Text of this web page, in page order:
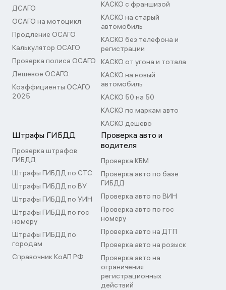
ДСАГО
ОСАГО на мотоцикл
Продление ОСАГО
Калькулятор ОСАГО
Проверка полиса ОСАГО
Дешевое ОСАГО
Коэффициенты ОСАГО
2025
КАСКО с франшизой
КАСКО на старый
автомобиль
КАСКО без телефона и
регистрации
КАСКО от угона и тотала
КАСКО на новый
автомобиль
КАСКО 50 на 50
КАСКО по маркам авто
КАСКО дешево
Штрафы ГИБДД
Проверка штрафов
ГИБДД
Штрафы ГИБДД по СТС
Штрафы ГИБДД по ВУ
Штрафы ГИБДД по УИН
Штрафы ГИБДД по гос
номеру
Штрафы ГИБДД по
городам
Справочник КоАП РФ
Проверка авто и
водителя
Проверка КБМ
Проверка авто по базе
ГИБДД
Проверка авто по ВИН
Проверка авто по гос
номеру
Проверка авто на ДТП
Проверка авто на розыск
Проверка авто на
ограничения
регистрационных
действий